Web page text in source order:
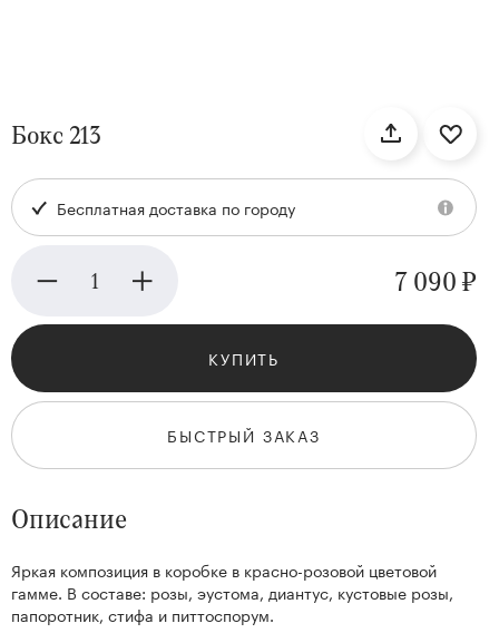
Kenzan
Collection
Бокс 213
Бесплатная доставка по городу
7 090 ₽
КУПИТЬ
БЫСТРЫЙ ЗАКАЗ
Описание
Яркая композиция в коробке в красно-розовой цветовой
гамме. В составе: розы, эустома, диантус, кустовые розы,
папоротник, стифа и питтоспорум.